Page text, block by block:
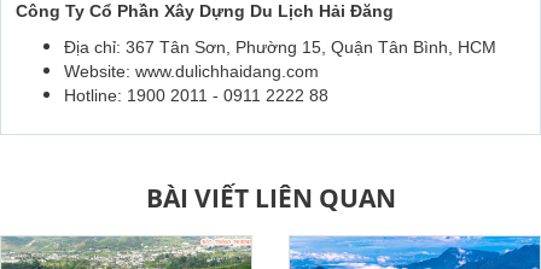
Công Ty Cổ Phần Xây Dựng Du Lịch Hải Đăng
Địa chỉ: 367 Tân Sơn, Phường 15, Quận Tân Bình, HCM
Website: www.dulichhaidang.com
Hotline: 1900 2011 - 0911 2222 88
BÀI VIẾT LIÊN QUAN